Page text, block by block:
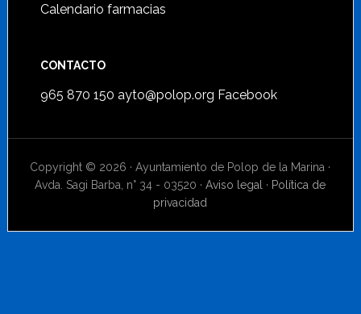
Calendario farmacias
CONTACTO
965 870 150 ayto@polop.org Facebook
Copyright © 2026 · Ayuntamiento de Polop de la Marina ·
Avda. Sagi Barba, n° 34 - 03520 ·Aviso legal · Política de
privacidad